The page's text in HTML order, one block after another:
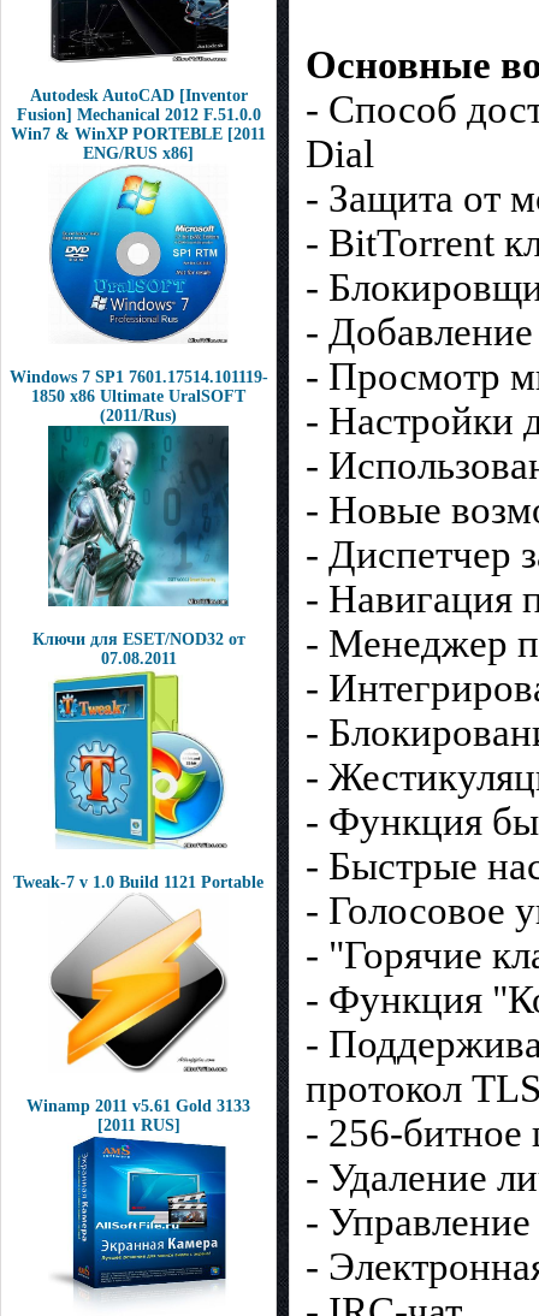
Autodesk AutoCAD [Inventor
Fusion] Mechanical 2012 F.51.0.0
Win7 & WinXP PORTEBLE [2011
ENG/RUS x86]
Windows 7 SP1 7601.17514.101119-
1850 x86 Ultimate UralSOFT
(2011/Rus)
Ключи для ESET/NOD32 от
07.08.2011
Tweak-7 v 1.0 Build 1121 Portable
Winamp 2011 v5.61 Gold 3133
[2011 RUS]
Основные
- Cпособ
Dial
- Защита от
- BitTorrent
-
-
- Просмотр
- Настройки
-
- Новые
- Диспетчер
- Навигация
- Менеджер
-
-
-
- Функция
- Быстрые
- Голосовое
- "Горячие
- Функция
-
протокол
- 256-
- Удаление
-
-